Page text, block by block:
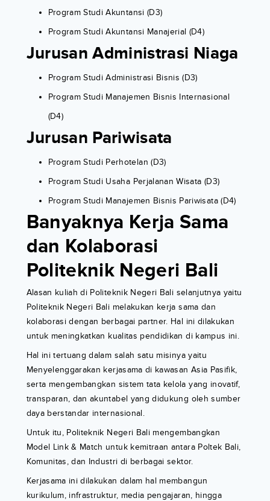
Program Studi Akuntansi (D3)
Program Studi Akuntansi Manajerial (D4)
Jurusan Administrasi Niaga
Program Studi Administrasi Bisnis (D3)
Program Studi Manajemen Bisnis Internasional
(D4)
Jurusan Pariwisata
Program Studi Perhotelan (D3)
Program Studi Usaha Perjalanan Wisata (D3)
Program Studi Manajemen Bisnis Pariwisata (D4)
Banyaknya Kerja Sama
dan Kolaborasi
Politeknik Negeri Bali
Alasan kuliah di Politeknik Negeri Bali selanjutnya yaitu
Politeknik Negeri Bali melakukan kerja sama dan
kolaborasi dengan berbagai partner. Hal ini dilakukan
untuk meningkatkan kualitas pendidikan di kampus ini.
Hal ini tertuang dalam salah satu misinya yaitu
Menyelenggarakan kerjasama di kawasan Asia Pasifik,
serta mengembangkan sistem tata kelola yang inovatif,
transparan, dan akuntabel yang didukung oleh sumber
daya berstandar internasional.
Untuk itu, Politeknik Negeri Bali mengembangkan
Model Link & Match untuk kemitraan antara Poltek Bali,
Komunitas, dan Industri di berbagai sektor.
Kerjasama ini dilakukan dalam hal membangun
kurikulum, infrastruktur, media pengajaran, hingga